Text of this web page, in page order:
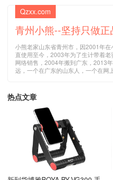
Qzxx.com
青州小熊--坚持只做正
小熊老家山东省青州市，因2001年
直使用至今，2003年为了生计带着
网络销售，2004年搬到广东，2013
远，一个在广东的山东人，一个在网
热点文章